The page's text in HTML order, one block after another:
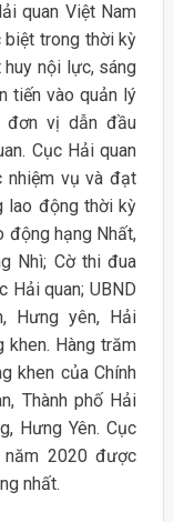
quan Việt Nam
biệt trong thời kỳ
nội lực, sáng
tiến vào quản lý
đơn vị dẫn đầu
Cục Hải quan
nhiệm vụ và đạt
lao động thời kỳ
động hạng Nhất,
Nhì; Cờ thi đua
Hải quan; UBND
Hưng yên, Hải
khen. Hàng trăm
khen của Chính
Thành phố Hải
Hưng Yên. Cục
năm 2020 được
nhất.